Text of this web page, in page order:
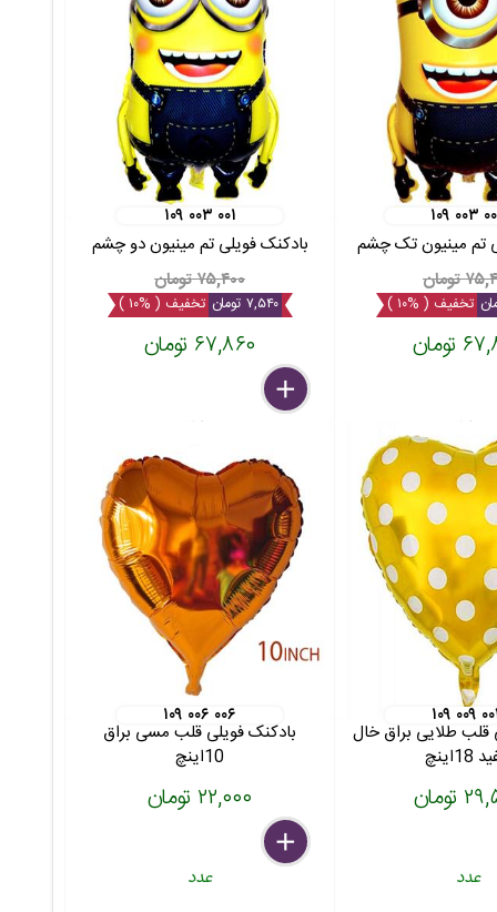
۰۰۳ ۰۰۸
تم مینیون تک چشم
تومان
تخفیف ( %۱۰ )
عدد
۱۰۹ ۰۰۳ ۰۰۱
بادکنک فویلی تم مینیون دو چشم
۷۵,۴۰۰ تومان
۷,۵۴۰ تومان تخفیف ( %۱۰ )
۶۷,۸۶۰ تومان
delete
remove
add
عدد
۰۰۹ ۰۰۴
قلب طلایی براق خال
عدد
۱۰۹ ۰۰۶ ۰۰۶
بادکنک فویلی قلب مسی براق
10اینچ
۲۲,۰۰۰ تومان
delete
remove
add
عدد